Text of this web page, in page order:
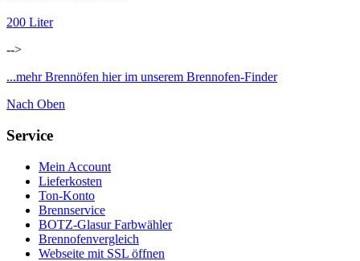
200 Liter
-->
...mehr Brennöfen hier im unserem Brennofen-Finder
Nach Oben
Service
Mein Account
Lieferkosten
Ton-Konto
Brennservice
BOTZ-Glasur Farbwähler
Brennofenvergleich
Webseite mit SSL öffnen